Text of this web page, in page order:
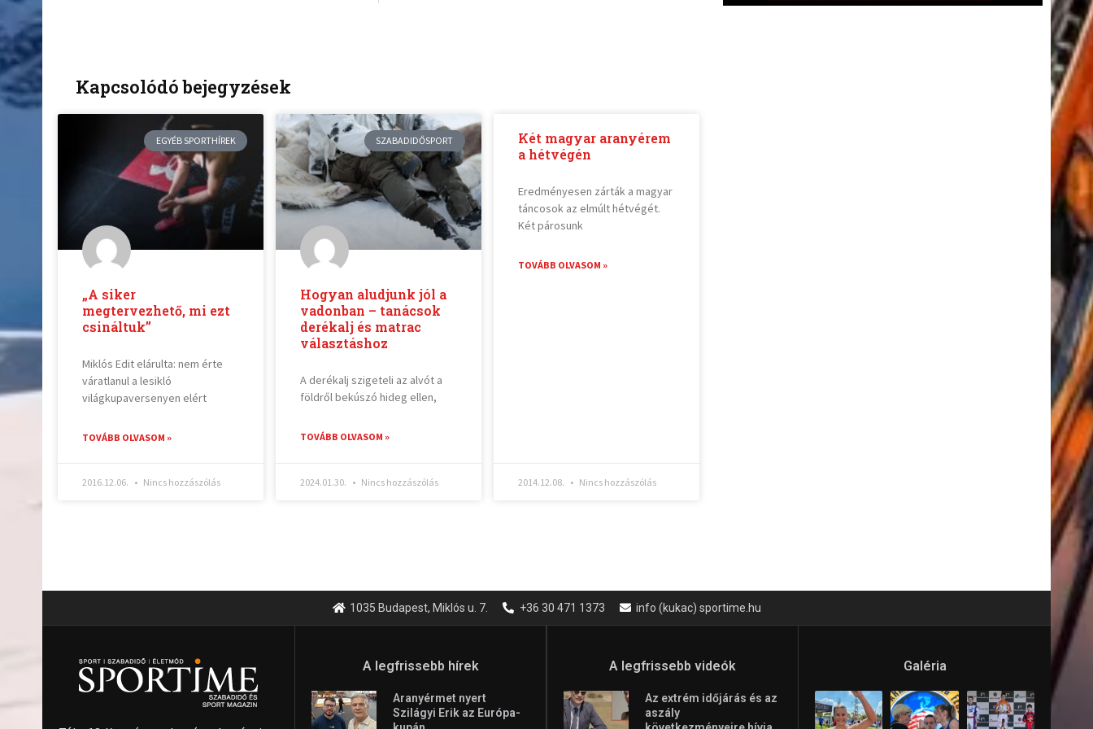
Kapcsolódó bejegyzések
EGYÉB SPORTHÍREK
„A siker
megtervezhető, mi ezt
csináltuk”
Miklós Edit elárulta: nem érte
váratlanul a lesikló
világkupaversenyen elért
TOVÁBB OLVASOM »
2016.12.06. Nincs hozzászólás
SZABADIDŐSPORT
Hogyan aludjunk jól a
vadonban – tanácsok
derékalj és matrac
választáshoz
A derékalj szigeteli az alvót a
földről bekúszó hideg ellen,
TOVÁBB OLVASOM »
2024.01.30. Nincs hozzászólás
Két magyar aranyérem
a hétvégén
Eredményesen zárták a magyar
táncosok az elmúlt hétvégét.
Két párosunk
TOVÁBB OLVASOM »
2014.12.08. Nincs hozzászólás
1035 Budapest, Miklós u. 7. +36 30 471 1373 info (kukac) sportime.hu
A legfrissebb hírek
Aranyérmet nyert
Szilágyi Erik az Európa-
A legfrissebb videók
Az extrém időjárás és az
aszály
Galéria